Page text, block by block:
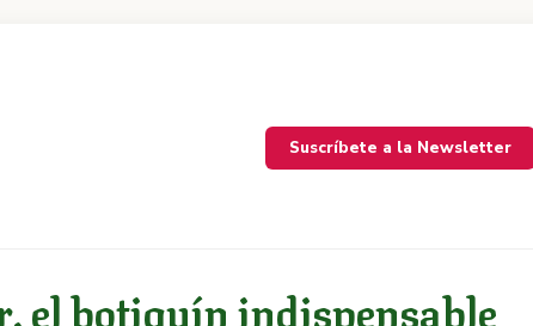
Suscríbete a la Newsletter
el botiquín indispensable